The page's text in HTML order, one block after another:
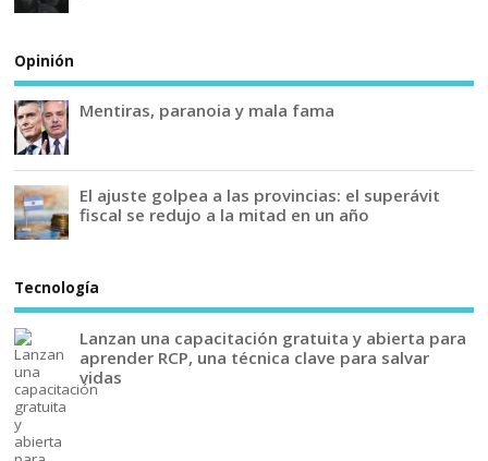
Opinión
Mentiras, paranoia y mala fama
El ajuste golpea a las provincias: el superávit
fiscal se redujo a la mitad en un año
Tecnología
Lanzan una capacitación gratuita y abierta para
aprender RCP, una técnica clave para salvar
vidas